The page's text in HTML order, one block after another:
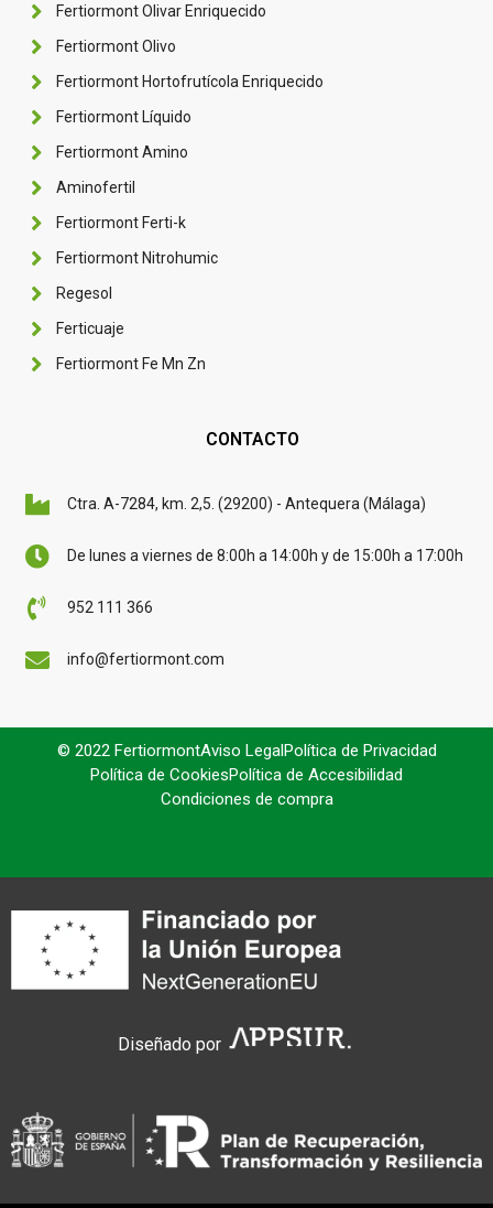
Fertiormont Olivar Enriquecido
Fertiormont Olivo
Fertiormont Hortofrutícola Enriquecido
Fertiormont Líquido
Fertiormont Amino
Aminofertil
Fertiormont Ferti-k
Fertiormont Nitrohumic
Regesol
Ferticuaje
Fertiormont Fe Mn Zn
CONTACTO
Ctra. A-7284, km. 2,5. (29200) - Antequera (Málaga)
De lunes a viernes de 8:00h a 14:00h y de 15:00h a 17:00h
952 111 366
info@fertiormont.com
© 2022 FertiormontAviso LegalPolítica de Privacidad
Política de CookiesPolítica de Accesibilidad
Condiciones de compra
Diseñado por